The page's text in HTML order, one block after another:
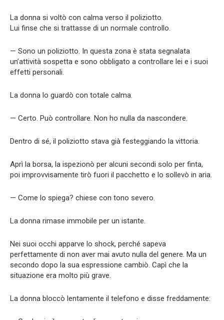
La donna si voltò con calma verso il poliziotto.
Lui finse che si trattasse di un normale controllo.
— Sono un poliziotto. In questa zona è stata segnalata
un’attività sospetta e sono obbligato a controllare lei e i suoi
effetti personali.
La donna lo guardò con totale calma.
— Certo. Può controllare. Non ho nulla da nascondere.
Dentro di sé, il poliziotto stava già festeggiando la vittoria.
Aprì la borsa, la ispezionò per alcuni secondi solo per finta,
poi improvvisamente tirò fuori il pacchetto e lo sollevò in aria.
— Come lo spiega? chiese con tono severo.
La donna rimase immobile per un istante.
Nei suoi occhi apparve lo shock, perché sapeva
perfettamente di non aver mai avuto nulla del genere. Ma un
secondo dopo la sua espressione cambiò. Capì che la
situazione era molto più grave.
La donna bloccò lentamente il telefono e disse freddamente: